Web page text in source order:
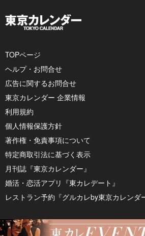
TOPページ
ヘルプ・お問合せ
広告に関するお問合せ
東京カレンダー 企業情報
利用規約
個人情報保護方針
著作権・免責事項について
特定商取引法に基づく表示
月刊誌『東京カレンダー』
婚活・恋活アプリ『東カレデート』
レストラン予約『グルカレby東京カレンダ